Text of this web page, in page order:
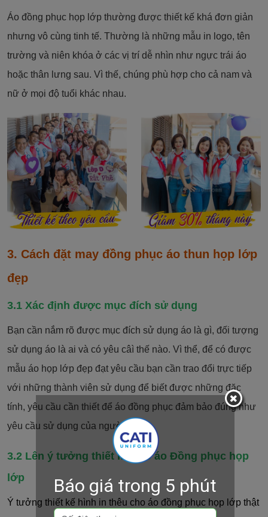
Áo đồng phục họp lớp thường được thiết kế khá đơn giản
nhưng vô cùng tinh tế. Thường là những mẫu in logo, tên
trường và niên khóa ở các vị trí dễ nhìn như ngực trái áo
hoặc thân lưng sau. Vì thế, chúng phù hợp cho cả nam và
nữ ở mọi độ tuổi khác nhau.
3. Cách đặt may đồng phục áo thun họp lớp
đẹp
3.1 Xác định được mục đích sử dụng
Bạn cần nắm rõ được mục đích sử dụng áo là gì, đối tượng
sử dụng áo là ai và có yêu câì thế nào. Vì thể, để có được
mẫu áo họp lớp đẹp đạt yêu cầu bạn cần trao đổi trực tiếp
với những thành viên sử dụng để biết được những đặc
tính, yêu cầu cần thiết để áo đồng phục đảm bảo đúng như
yêu cầu sử dụng của người dùng.
3.2 Lên ý tưởng thiết kế cho áo Đồng phục họp
lớp
Ý tưởng thiết kế hình in thêu cho áo đồng phục họp lớp thật
Báo giá trong 5 phút